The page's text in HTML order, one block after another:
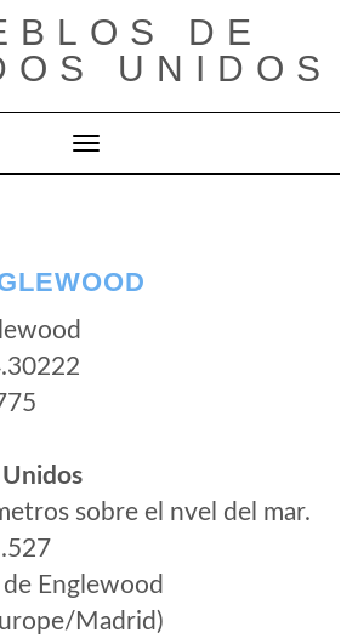
DE
UNIDOS
Cambiar modo de navegación
Unidos
sobre el nvel del mar.
Englewood
Madrid)